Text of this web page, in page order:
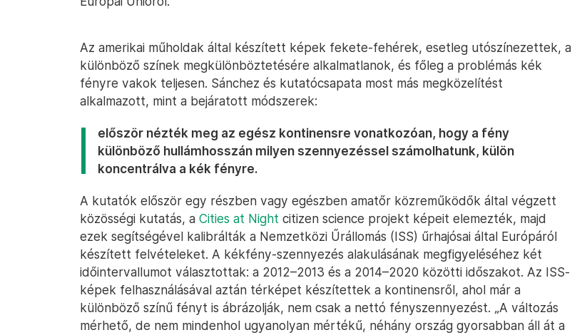
Az amerikai műholdak által készített képek fekete-fehérek, esetleg utószínezettek, a
különböző színek megkülönböztetésére alkalmatlanok, és főleg a problémás kék
fényre vakok teljesen. Sánchez és kutatócsapata most más megközelítést
alkalmazott, mint a bejáratott módszerek:
először nézték meg az egész kontinensre vonatkozóan, hogy a fény
különböző hullámhosszán milyen szennyezéssel számolhatunk, külön
koncentrálva a kék fényre.
A kutatók először egy részben vagy egészben amatőr közreműködők által végzett
közösségi kutatás, a Cities at Night citizen science projekt képeit elemezték, majd
ezek segítségével kalibrálták a Nemzetközi Űrállomás (ISS) űrhajósai által Európáról
készített felvételeket. A kékfény-szennyezés alakulásának megfigyeléséhez két
időintervallumot választottak: a 2012–2013 és a 2014–2020 közötti időszakot. Az ISS-
képek felhasználásával aztán térképet készítettek a kontinensről, ahol már a
különböző színű fényt is ábrázolják, nem csak a nettó fényszennyezést. „A változás
mérhető, de nem mindenhol ugyanolyan mértékű, néhány ország gyorsabban áll át a